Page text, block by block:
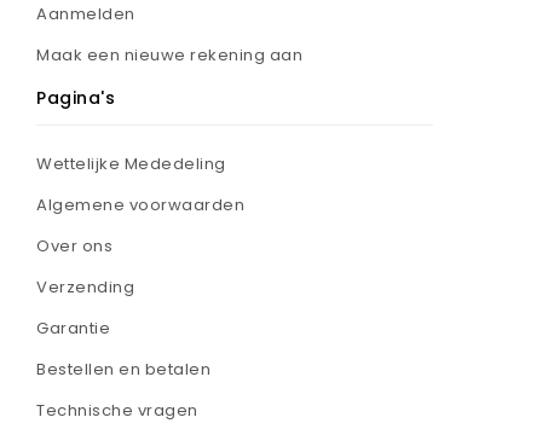
Aanmelden
Maak een nieuwe rekening aan
Pagina's
Wettelijke Mededeling
Algemene voorwaarden
Over ons
Verzending
Garantie
Bestellen en betalen
Technische vragen